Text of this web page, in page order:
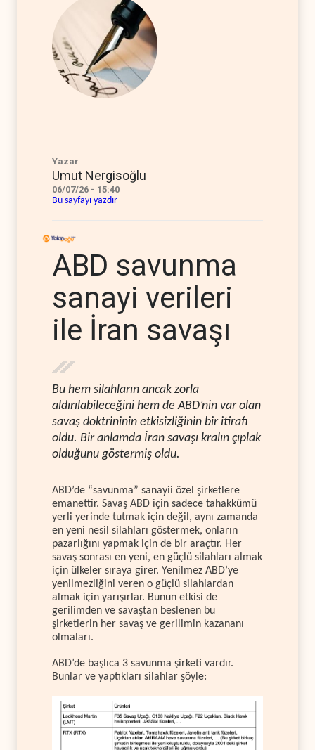
Yazar
Umut Nergisoğlu
06/07/26 - 15:40
Bu sayfayı yazdır
ABD savunma
sanayi verileri
ile İran savaşı
Bu hem silahların ancak zorla
aldırılabileceğini hem de ABD’nin var olan
savaş doktrininin etkisizliğinin bir itirafı
oldu. Bir anlamda İran savaşı kralın çıplak
olduğunu göstermiş oldu.
ABD’de “savunma” sanayii özel şirketlere
emanettir. Savaş ABD için sadece tahakkümü
yerli yerinde tutmak için değil, aynı zamanda
en yeni nesil silahları göstermek, onların
pazarlığını yapmak için de bir araçtır. Her
savaş sonrası en yeni, en güçlü silahları almak
için ülkeler sıraya girer. Yenilmez ABD’ye
yenilmezliğini veren o güçlü silahlardan
almak için yarışırlar. Bunun etkisi de
gerilimden ve savaştan beslenen bu
şirketlerin her savaş ve gerilimin kazananı
olmaları.
ABD’de başlıca 3 savunma şirketi vardır.
Bunlar ve yaptıkları silahlar şöyle: